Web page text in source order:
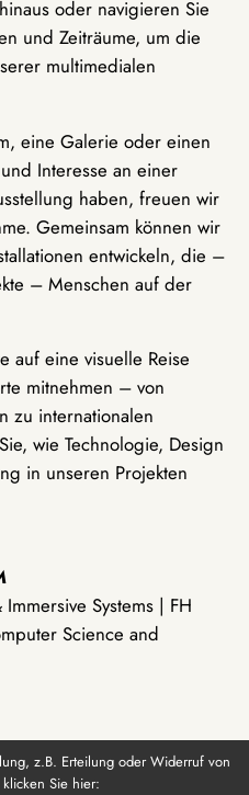
oder navigieren Sie
und Zeiträume, um die
multimedialen
eine Galerie oder einen
Interesse an einer
haben, freuen wir
Gemeinsam können wir
entwickeln, die –
– Menschen auf der
auf eine visuelle Reise
mitnehmen – von
zu internationalen
wie Technologie, Design
in unseren Projekten
Systems | FH
Science and
z.B. Erteilung oder Widerruf von
Sie hier: